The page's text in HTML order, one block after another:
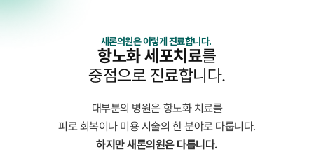
새론의원은 이렇게 진료합니다.
항노화 세포치료를
중점으로 진료합니다.
대부분의 병원은 항노화 치료를
피로 회복이나 미용 시술의 한 분야로 다룹니다.
하지만 새론의원은 다릅니다.